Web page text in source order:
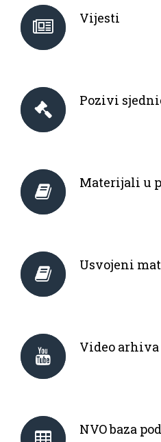
Vijesti
Pozivi
Materijali u
Usvojeni
Video arhiva
NVO baza